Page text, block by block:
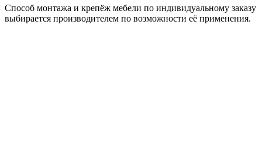
Способ монтажа и крепёж мебели по индивидуальному заказу
выбирается производителем по возможности её применения.